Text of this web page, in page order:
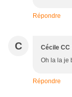
Répondre
C Cécile CC
Oh la la je
Répondre